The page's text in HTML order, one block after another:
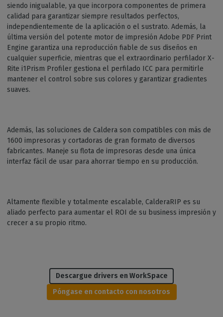
siendo inigualable, ya que incorpora componentes de primera
calidad para garantizar siempre resultados perfectos,
independientemente de la aplicación o el sustrato. Además, la
última versión del potente motor de impresión Adobe PDF Print
Engine garantiza una reproducción fiable de sus diseños en
cualquier superficie, mientras que el extraordinario perfilador X-
Rite i1Prism Profiler gestiona el perfilado ICC para permitirle
mantener el control sobre sus colores y garantizar gradientes
suaves.
Además, las soluciones de Caldera son compatibles con más de
1600 impresoras y cortadoras de gran formato de diversos
fabricantes. Maneje su flota de impresoras desde una única
interfaz fácil de usar para ahorrar tiempo en su producción.
Altamente flexible y totalmente escalable, CalderaRIP es su
aliado perfecto para aumentar el ROI de su business impresión y
crecer a su propio ritmo.
Descargue drivers en WorkSpace
Póngase en contacto con nosotros